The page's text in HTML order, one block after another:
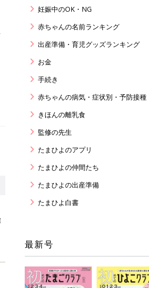
妊娠中のOK・NG
赤ちゃんの名前ランキング
出産準備・育児グッズランキング
お金
手続き
赤ちゃんの病気・症状別・予防接種
きほんの離乳食
監修の先生
たまひよのアプリ
たまひよの仲間たち
たまひよの出産準備
たまひよ白書
最新号